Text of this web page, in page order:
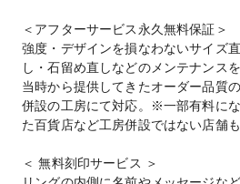
＜アフターサービス永久無料保証＞
強度・デザインを損なわないサイズ
し・石留め直しなどのメンテナンス
当時から提供してきたオーダー品質
併設の工房にて対応。※一部有料に
た百貨店など工房併設ではない店舗も
＜ 無料刻印サービス ＞